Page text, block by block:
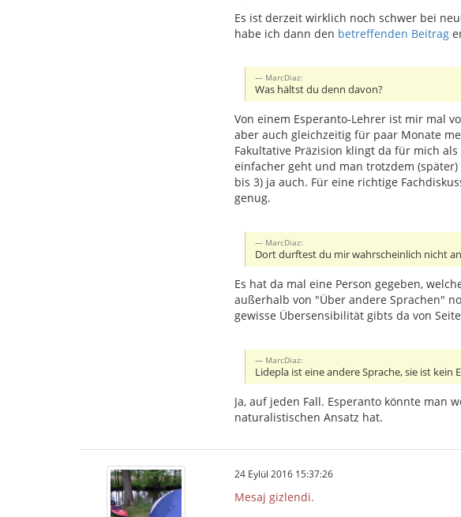
Es ist derzeit wirklich noch schwer bei
habe ich dann den betreffenden Beitrag
MarcDiaz:
Was hältst du denn davon?
Von einem Esperanto-Lehrer ist mir mal
aber auch gleichzeitig für paar Monate
Fakultative Präzision klingt da für mich
einfacher geht und man trotzdem
bis 3) ja auch. Für eine richtige
genug.
MarcDiaz:
Dort durftest du mir wahrscheinlich nicht
Es hat da mal eine Person gegeben,
außerhalb von "Über andere Sprachen"
gewisse Übersensibilität gibts da von
MarcDiaz:
Lidepla ist eine andere Sprache, sie ist kein
Ja, auf jeden Fall. Esperanto könnte man
naturalistischen Ansatz hat.
24 Eylül 2016 15:37:26
Mesaj gizlendi.